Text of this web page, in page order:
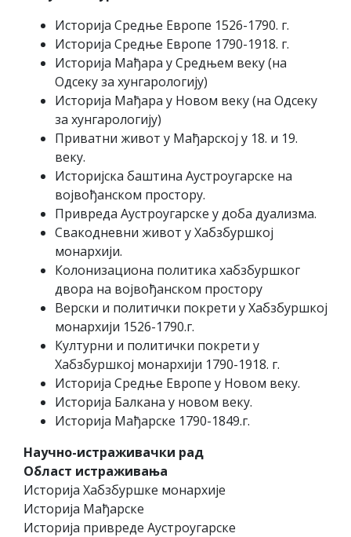
Историја Средње Европе 1526-1790. г.
Историја Средње Европе 1790-1918. г.
Историја Мађара у Средњем веку (на
Одсеку за хунгарологију)
Историја Мађара у Новом веку (на Одсеку
за хунгарологију)
Приватни живот у Мађарској у 18. и 19.
веку.
Историјска баштина Аустроугарске на
војвођанском простору.
Привреда Аустроугарске у доба дуализма.
Свакодневни живот у Хабзбуршкој
монархији.
Колонизациона политика хабзбуршког
двора на војвођанском простору
Верски и политички покрети у Хабзбуршкој
монархији 1526-1790.г.
Културни и политички покрети у
Хабзбуршкој монархији 1790-1918. г.
Историја Средње Европе у Новом веку.
Историја Балкана у новом веку.
Историја Мађарске 1790-1849.г.
Научно-истраживачки рад
Област истраживања
Историја Хабзбуршке монархије
Историја Мађарске
Историја привреде Аустроугарске